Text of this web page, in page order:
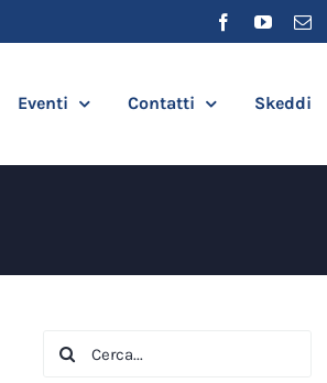
FacebookYouTube
Eventi Contatti Skeddi
Cerca